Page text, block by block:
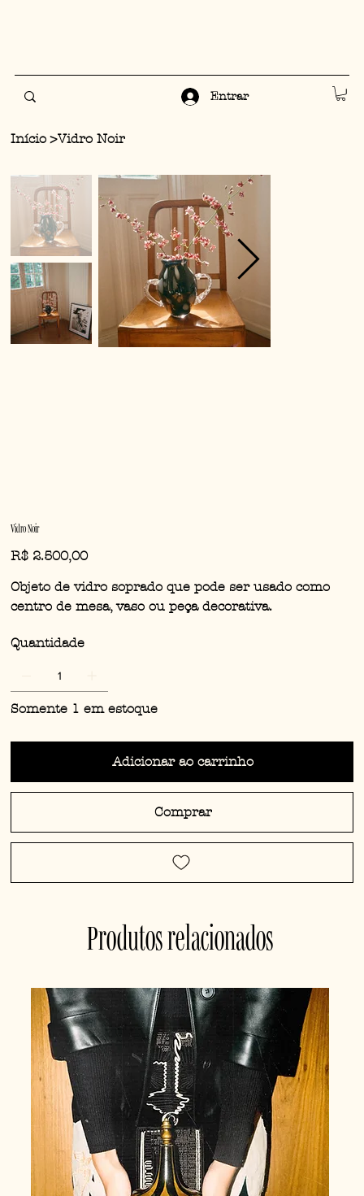
Entrar
Início >Vidro Noir
Vidro Noir
Preço
R$ 2.500,00
Objeto de vidro soprado que pode ser usado como
centro de mesa, vaso ou peça decorativa.
Quantidade
Somente 1 em estoque
Adicionar ao carrinho
Comprar
Produtos relacionados